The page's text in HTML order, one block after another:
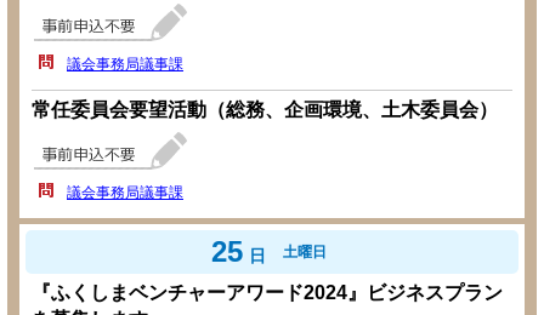
議会事務局議事課
常任委員会要望活動（総務、企画環境、土木委員会）
議会事務局議事課
25 日 土曜日
『ふくしまベンチャーアワード2024』ビジネスプラン